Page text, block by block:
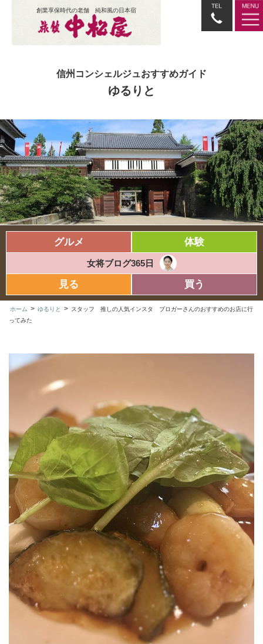
創業享保時代の老舗 純和風の日本宿
信州コンシェルジュおすすめガイド
ゆるりと
グルメ 体験
女将ブログ365日
見る 買う
ホーム > ゆるりと > スタッフ 推しの人気インスタ ブロガーさんのおすすめのお店に行
ってみた